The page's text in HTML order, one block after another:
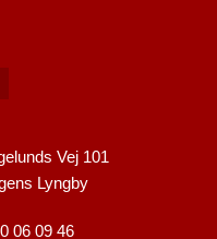
Vej 101
Lyngby
06 09 46